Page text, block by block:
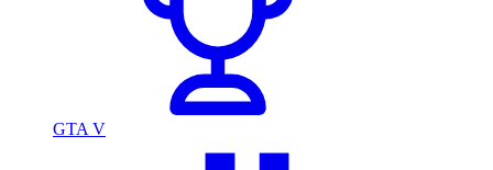
GTA V